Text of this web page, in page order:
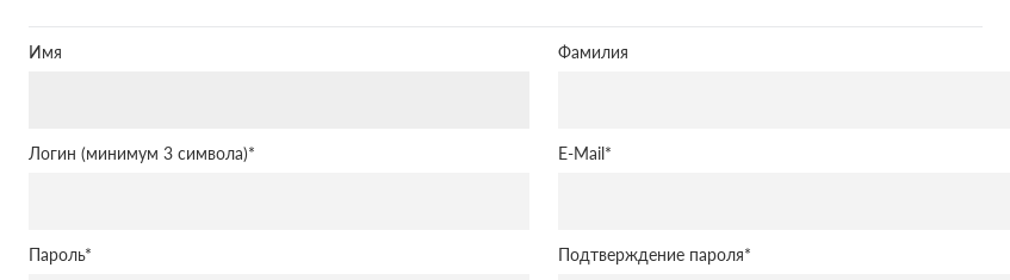
Имя Фамилия
Логин (минимум 3 символа)* E-Mail*
Пароль* Подтверждение пароля*